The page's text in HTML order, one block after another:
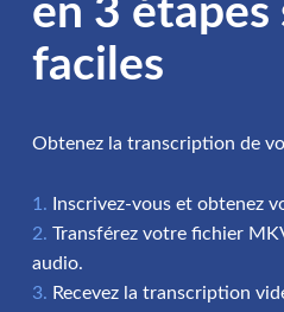
en 3 étapes
faciles
Obtenez la transcription de
Inscrivez-vous et obtenez
Transférez votre fichier
audio.
Recevez la transcription